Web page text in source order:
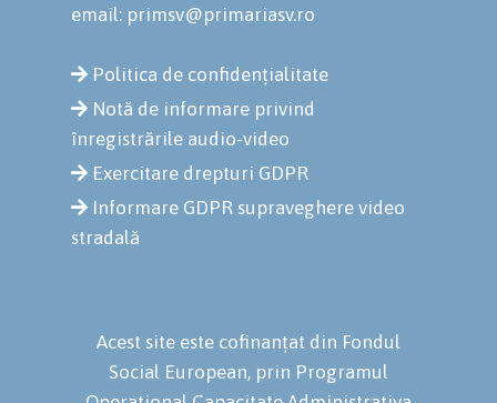
email: primsv@primariasv.ro
Politica de confidențialitate
Notă de informare privind
înregistrările audio-video
Exercitare drepturi GDPR
Informare GDPR supraveghere video
stradală
Acest site este cofinanțat din Fondul
Social European, prin Programul